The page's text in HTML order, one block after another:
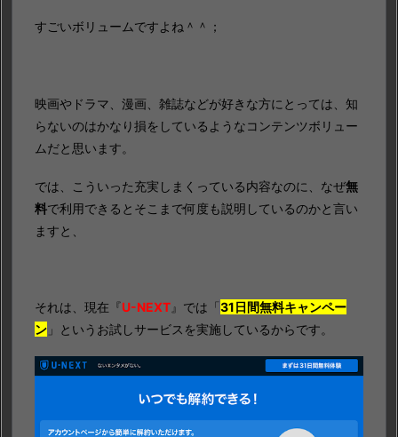
すごいボリュームですよね＾＾；
映画やドラマ、漫画、雑誌などが好きな方にとっては、知
らないのはかなり損をしているようなコンテンツボリュー
ムだと思います。
では、こういった充実しまくっている内容なのに、なぜ無
料で利用できるとそこまで何度も説明しているのかと言い
ますと、
それは、現在『U-NEXT 』では「31日間無料キャンペー
ン 」というお試しサービスを実施しているからです。